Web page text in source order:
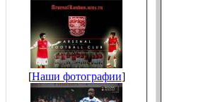
[Наши фотографии]